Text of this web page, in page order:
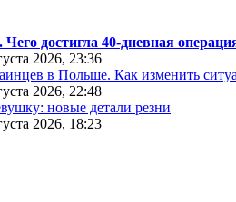
достигла 40-дневная
2026, 23:36
в Польше. Как изменить
2026, 22:48
новые детали резни
2026, 18:23